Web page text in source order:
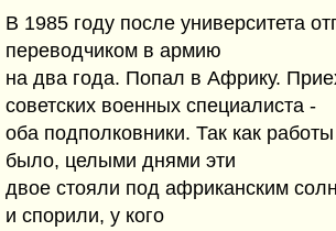
В 1985 году после университета
переводчиком в армию
на два года. Попал в Африку.
советских военных специалиста -
оба подполковники. Так как
было, целыми днями эти
двое стояли под африканским
и спорили, у кого